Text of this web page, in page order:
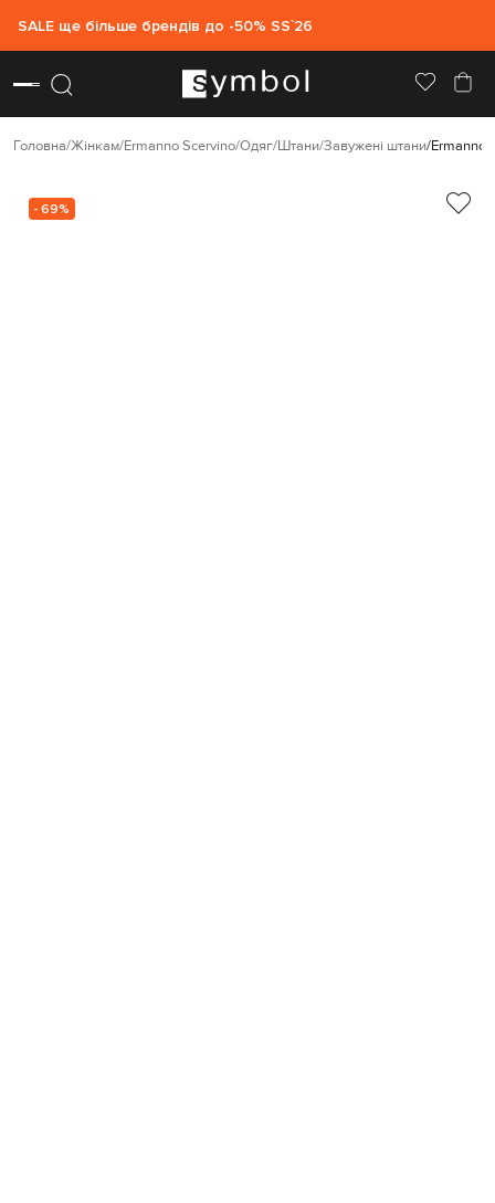
SALE ще більше брендів до -50% SS`26
Головна Жінкам Ermanno Scervino Одяг Штани Завужені штани Ermanno
- 69%